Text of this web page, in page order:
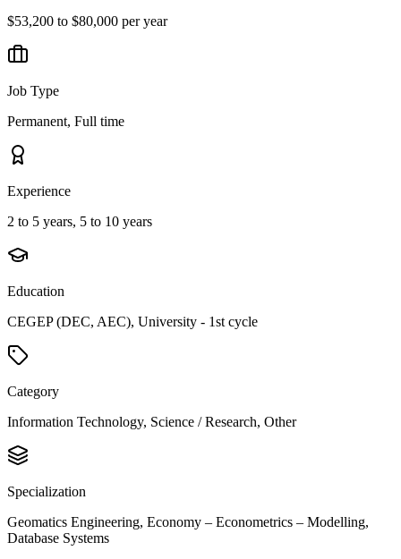
$53,200 to $80,000 per year
Job Type
Permanent, Full time
Experience
2 to 5 years, 5 to 10 years
Education
CEGEP (DEC, AEC), University - 1st cycle
Category
Information Technology, Science / Research, Other
Specialization
Geomatics Engineering, Economy – Econometrics – Modelling,
Database Systems